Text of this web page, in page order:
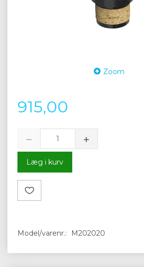
Zoom
915,00
Læg i kurv
Model/varenr.: M202020